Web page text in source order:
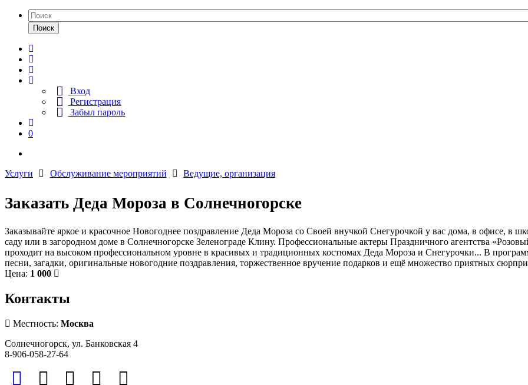
Поиск
Вход
Регистрация
Забыл пароль
0
Услуги Обслуживание мероприятий Ведущие, организация
Заказать Деда Мороза в Солнечногорске
Заказывайте яркое и красочное Новогоднее поздравление Деда Мороза со Своей внучкой Снегурочкой у вас дома, в офисе, в
саду или в загородном доме в Солнечногорске Зеленограде Клину. Профессиональные актеры Праздничного агентства
проходит на высоком профессиональном уровне в красивых и традиционных костюмах Деда Мороза и Снегурочки... В
песни, загадки, оригинальные новогодние поздравления, торжественное вручение подарков и ещё множество приятных
Цена: 1 000
Контакты
Местность: Москва
Солнечногорск, ул. Банковская 4
8-906-058-27-64